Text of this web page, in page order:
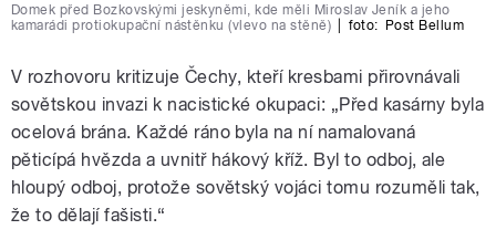
Domek před Bozkovskými jeskyněmi, kde měli Miroslav Jeník a jeho
kamarádi protiokupační nástěnku (vlevo na stěně)
foto: Post Bellum
V rozhovoru kritizuje Čechy, kteří kresbami přirovnávali
sovětskou invazi k nacistické okupaci: „Před kasárny byla
ocelová brána. Každé ráno byla na ní namalovaná
pěticípá hvězda a uvnitř hákový kříž. Byl to odboj, ale
hloupý odboj, protože sovětský vojáci tomu rozuměli tak,
že to dělají fašisti.“